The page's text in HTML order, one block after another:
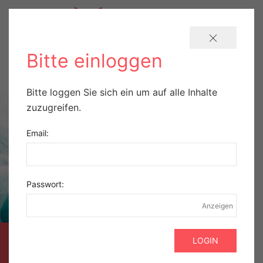
AUSZUG AUS DER
Bitte einloggen
Bitte loggen Sie sich ein um auf alle Inhalte
zuzugreifen.
Email:
Passwort:
Anzeigen